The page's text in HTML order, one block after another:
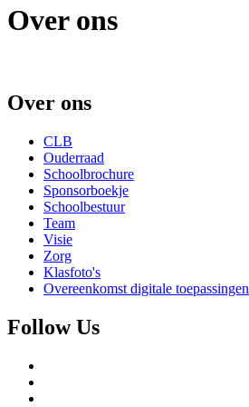
Over ons
Over ons
CLB
Ouderraad
Schoolbrochure
Sponsorboekje
Schoolbestuur
Team
Visie
Zorg
Klasfoto's
Overeenkomst digitale toepassingen
Follow Us